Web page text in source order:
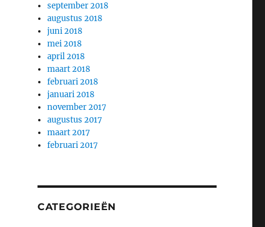
september 2018
augustus 2018
juni 2018
mei 2018
april 2018
maart 2018
februari 2018
januari 2018
november 2017
augustus 2017
maart 2017
februari 2017
CATEGORIEËN